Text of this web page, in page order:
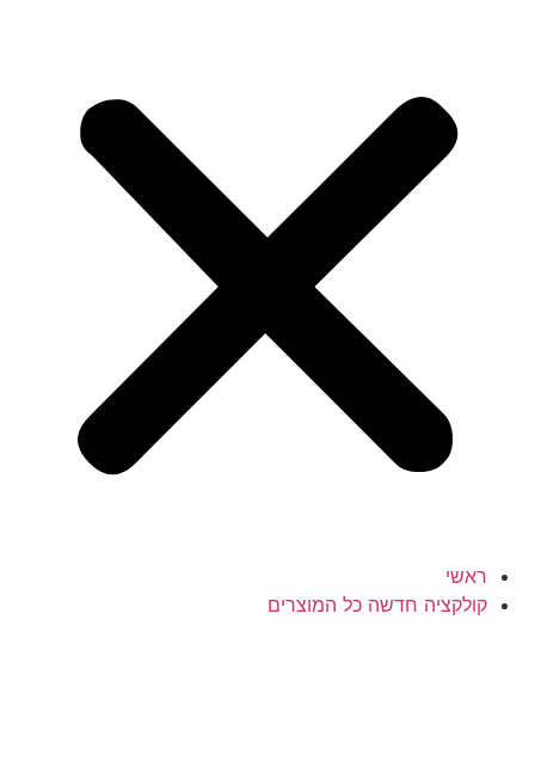
ראשי
קולקציה חדשה כל המוצרים